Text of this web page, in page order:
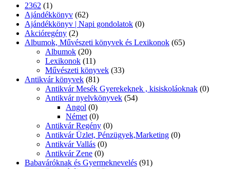
2362 (1)
Ajándékkönyv (62)
Ajándékkönyv | Napi gondolatok (0)
Akcióregény (2)
Albumok, Művészeti könyvek és Lexikonok (65)
Albumok (20)
Lexikonok (11)
Művészeti könyvek (33)
Antikvár könyvek (81)
Antikvár Mesék Gyerekeknek , kisiskoláoknak (0)
Antikvár nyelvkönyvek (54)
Angol (0)
Német (0)
Antikvár Regény (0)
Antikvár Üzlet, Pénzügyek,Marketing (0)
Antikvár Vallás (0)
Antikvár Zene (0)
Babaváróknak és Gyermeknevelés (91)